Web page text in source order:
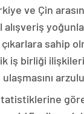
ve Çin
sahip
iş birliği